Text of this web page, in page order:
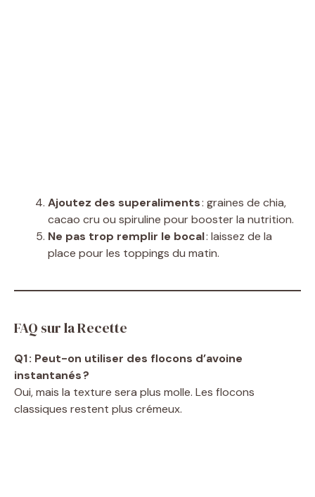
Ajoutez des superaliments: graines de chia,
cacao cru ou spiruline pour booster la nutrition.
Ne pas trop remplir le bocal: laissez de la
place pour les toppings du matin.
FAQ sur la Recette
Q1 : Peut-on utiliser des flocons d’avoine
instantanés ?
Oui, mais la texture sera plus molle. Les flocons
classiques restent plus crémeux.